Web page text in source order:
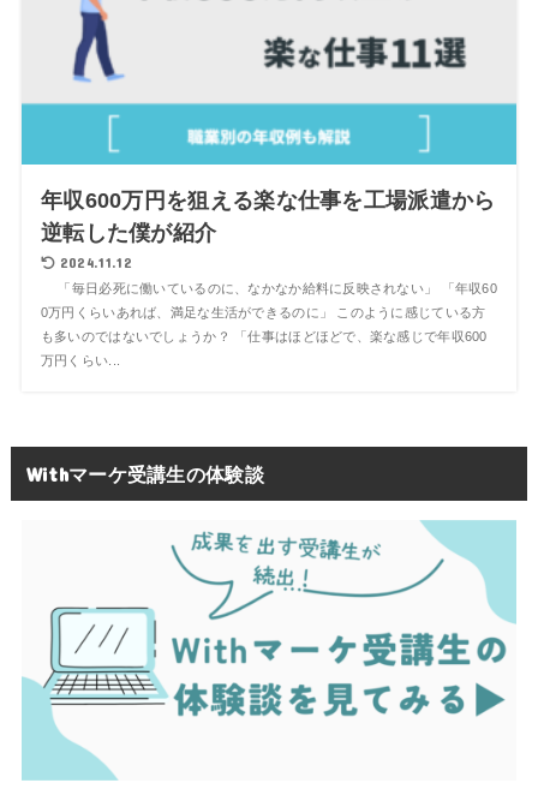
年収600万円を狙える楽な仕事を工場派遣から
逆転した僕が紹介
2024.11.12
「毎日必死に働いているのに、なかなか給料に反映されない」 「年収60
0万円くらいあれば、満足な生活ができるのに」 このように感じている方
も多いのではないでしょうか？ 「仕事はほどほどで、楽な感じで年収600
万円くらい...
Withマーケ受講生の体験談